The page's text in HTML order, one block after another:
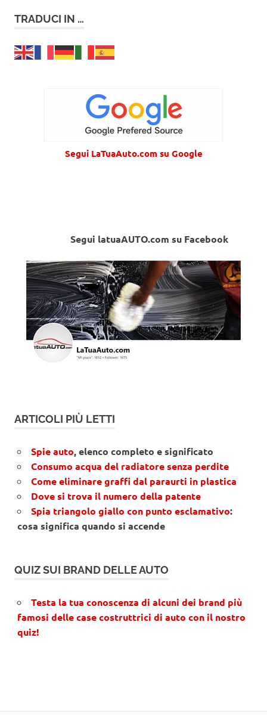
TRADUCI IN …
Segui LaTuaAuto.com su Google
Segui latuaAUTO.com su Facebook
ARTICOLI PIÙ LETTI
Spie auto, elenco completo e significato
Consumo acqua del radiatore senza perdite
Come eliminare graffi dal paraurti in plastica
Dove si trova il numero della patente
Spia triangolo giallo con punto esclamativo:
cosa significa quando si accende
QUIZ SUI BRAND DELLE AUTO
Testa la tua conoscenza di alcuni dei brand più
famosi delle case costruttrici di auto con il nostro
quiz!